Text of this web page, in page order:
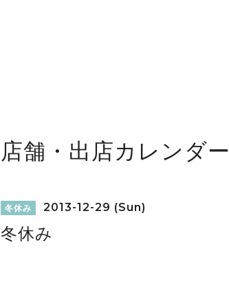
店舗・出店カレンダー
冬休み 2013-12-29 (Sun)
冬休み